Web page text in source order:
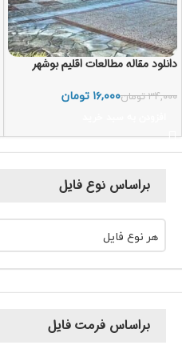
براساس نوع فایل
هر نوع فایل
براساس فرمت فایل
دانلود مقاله مطالعات اقلیم بوشهر
۳۴,۰۰۰تومان۱۶,۰۰۰ تومان